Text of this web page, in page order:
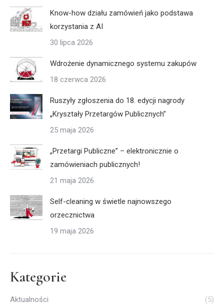
Know-how działu zamówień jako podstawa
korzystania z AI
30 lipca 2026
Wdrożenie dynamicznego systemu zakupów
18 czerwca 2026
Ruszyły zgłoszenia do 18. edycji nagrody
„Kryształy Przetargów Publicznych”
25 maja 2026
„Przetargi Publiczne” – elektronicznie o
zamówieniach publicznych!
21 maja 2026
Self-cleaning w świetle najnowszego
orzecznictwa
19 maja 2026
Kategorie
Aktualności
(5)